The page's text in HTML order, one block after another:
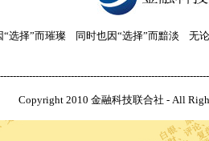
“选择”而璀璨 同时也因“选择”而黯淡 无
Copyright 2010 金融科技联合社 - All